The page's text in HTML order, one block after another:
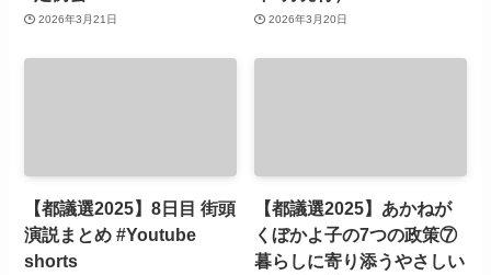
2026年3月21日 2026年3月20日
【都議選2025】8日目 街頭
演説まとめ #Youtube
shorts
【都議選2025】あかねが
くぼかよ子の7つの政策⑦
暮らしに寄り添うやさしい